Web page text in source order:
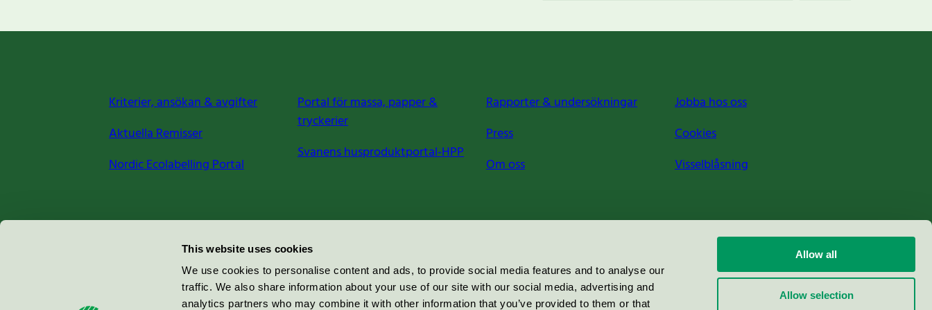
This website uses cookies
We use cookies to personalise content and ads, to provide social media features and to analyse our
traffic. We also share information about your use of our site with our social media, advertising and
analytics partners who may combine it with other information that you’ve provided to them or that
Allow all
Allow selection
Kriterier, ansökan & avgifter
Aktuella Remisser
Nordic Ecolabelling Portal
Portal för massa, papper &
tryckerier
Svanens husproduktportal-HPP
Rapporter & undersökningar
Press
Om oss
Jobba hos oss
Cookies
Visselblåsning
Miljömärkning Sverige AB
100 64